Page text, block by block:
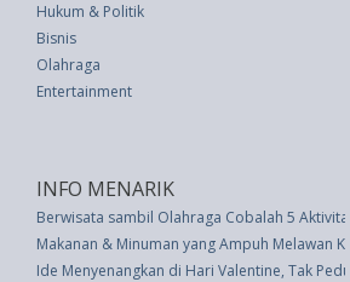
Hukum & Politik
Bisnis
Olahraga
Entertainment
INFO MENARIK
Berwisata sambil Olahraga Cobalah 5 Aktivitas
Makanan & Minuman yang Ampuh Melawan
Ide Menyenangkan di Hari Valentine, Tak